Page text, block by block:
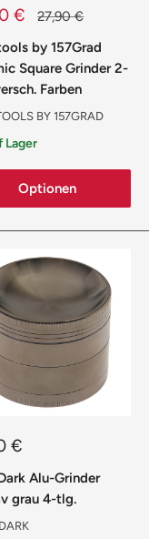
€ Normalpreis
27,90 €
by 157Grad
Square Grinder 2-
Farben
BY 157GRAD
Lager
Optionen
€
Alu-Grinder
grau 4-tlg.